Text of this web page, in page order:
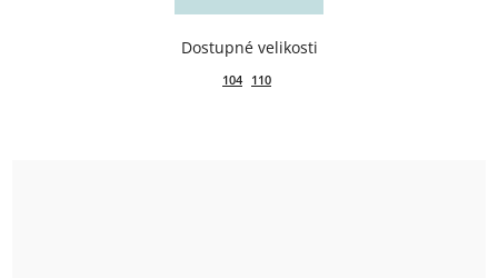
104 110